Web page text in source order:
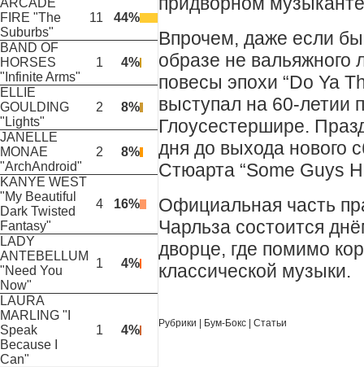
ARCADE
FIRE "The
Suburbs"
11 44%
BAND OF
HORSES
"Infinite Arms"
1 4%
ELLIE
GOULDING
"Lights"
2 8%
JANELLE
MONAE
"ArchAndroid"
2 8%
KANYE WEST
"My Beautiful
Dark Twisted
Fantasy"
4 16%
LADY
ANTEBELLUM
"Need You
Now"
1 4%
LAURA
MARLING "I
Speak
Because I
Can"
1 4%
Впрочем, даже если
образе не вальяжного
повесы эпохи “Do Ya
выступал на 60-летии
Глоусестершире.
дня до выхода нового
Стюарта “Some Guys
Официальная часть
Чарльза состоится
дворце, где помимо
классической музыки.
Рубрики Бум-Бокс Статьи